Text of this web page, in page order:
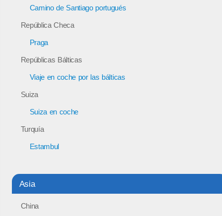
Camino de Santiago portugués
República Checa
Praga
Repúblicas Bálticas
Viaje en coche por las bálticas
Suiza
Suiza en coche
Turquía
Estambul
Asia
China